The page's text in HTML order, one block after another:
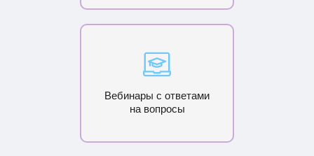
Вебинары с ответами
на вопросы